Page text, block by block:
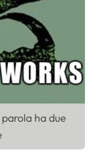
ha due